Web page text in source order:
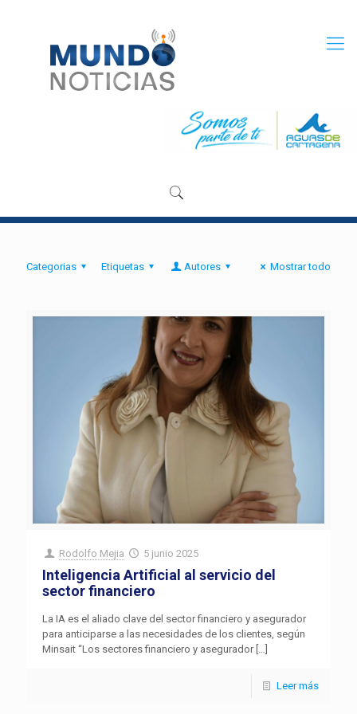
Categorias Etiquetas Autores Mostrar todo
Rodolfo Mejia 5 junio 2025
Inteligencia Artificial al servicio del
sector financiero
La IA es el aliado clave del sector financiero y asegurador
para anticiparse a las necesidades de los clientes, según
Minsait “Los sectores financiero y asegurador[…]
Leer más